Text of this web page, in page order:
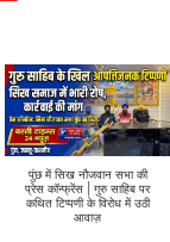
पुंछ में सिख नौजवान सभा की
प्रेस कॉन्फ्रेंस | गुरु साहिब पर
कथित टिप्पणी के विरोध में उठी
आवाज़